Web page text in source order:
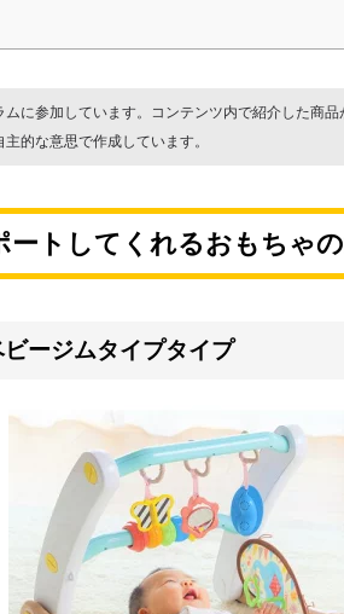
に参加しています。コンテンツ内で紹介した商
的な意思で作成しています。
ートしてくれるおもちゃ
ージムタイプタイプ